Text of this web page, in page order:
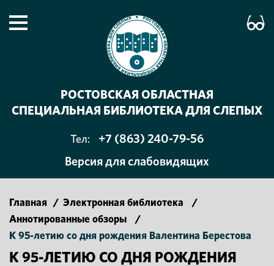
РОСТОВСКАЯ ОБЛАСТНАЯ
СПЕЦИАЛЬНАЯ БИБЛИОТЕКА ДЛЯ СЛЕПЫХ
Тел:
+7 (863) 240-79-56
Версия для слабовидящих
Главная / Электронная библиотека
/
Аннотированные обзоры
/
К 95-летию со дня рождения Валентина Берестова
К 95-ЛЕТИЮ СО ДНЯ РОЖДЕНИЯ